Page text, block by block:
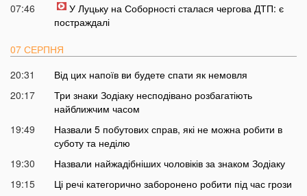
07:46
У Луцьку на Соборності сталася чергова ДТП: є
постраждалі
07 СЕРПНЯ
20:31
Від цих напоїв ви будете спати як немовля
20:17
Три знаки Зодіаку несподівано розбагатіють
найближчим часом
19:49
Назвали 5 побутових справ, які не можна робити в
суботу та неділю
19:30
Назвали найжадібніших чоловіків за знаком Зодіаку
19:15
Ці речі категорично заборонено робити під час грози